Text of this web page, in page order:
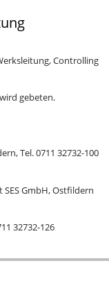
Controlling
gebeten.
Tel. 0711 32732-100
SES GmbH, Ostfildern
32732-126